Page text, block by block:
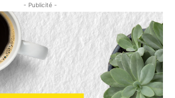
- Publicité -